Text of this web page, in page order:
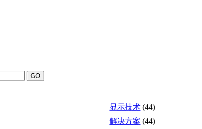
显示技术 (44)
解决方案 (44)